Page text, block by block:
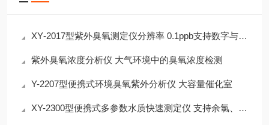
XY‑2017型紫外臭氧测定仪分辨率 0.1ppb支持数字与仪表盘双模式显示
紫外臭氧浓度分析仪 大气环境中的臭氧浓度检测
Y-2207型便携式环境臭氧紫外分析仪 大容量催化室
XY-2300型便携式多参数水质快速测定仪 支持余氯、总氯等的测定